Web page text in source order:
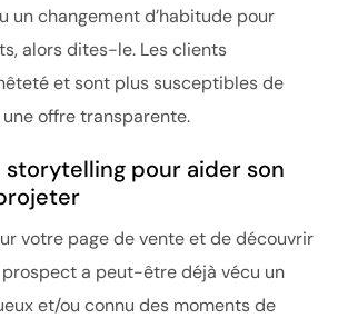
un changement d’habitude pour
alors dites-le. Les clients
et sont plus susceptibles de
offre transparente.
storytelling pour aider son
votre page de vente et de découvrir
a peut-être déjà vécu un
et/ou connu des moments de